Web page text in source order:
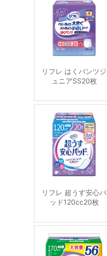
リフレ はくパンツジ
ュニアSS20枚
リフレ 超うす安心パ
ッド120cc20枚